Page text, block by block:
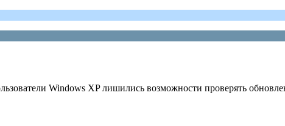
Windows XP лишились возможности проверять